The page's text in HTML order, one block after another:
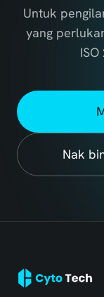
Untuk
yang
Nak